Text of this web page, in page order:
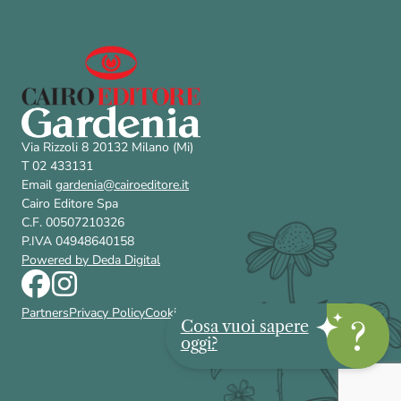
Via Rizzoli 8 20132 Milano (Mi)
T 02 433131
Email gardenia@cairoeditore.it
Cairo Editore Spa
C.F. 00507210326
P.IVA 04948640158
Powered by Deda Digital
PartnersPrivacy PolicyCookie Policy Accessibilità
Cosa vuoi sapere
oggi?